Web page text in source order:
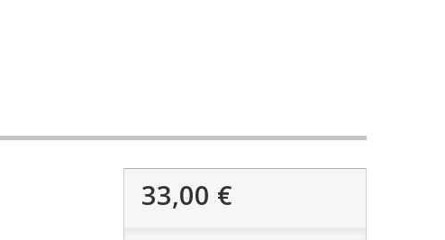
33,00 €